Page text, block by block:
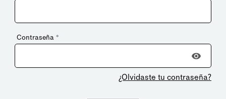
Contraseña *
¿Olvidaste tu contraseña?